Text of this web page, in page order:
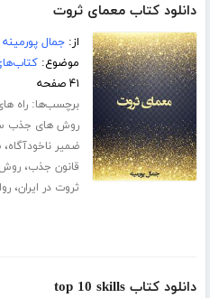
دانلود کتاب معمای ثروت
از:جمال پورمینه
موضوع:
۴۱ صفحه
برچسب‌ها:راه
روش های جذب
ضمیر ناخودآگاه،
قانون جذب،روش
ثروت در ایران،
دانلود کتاب top 10 skills